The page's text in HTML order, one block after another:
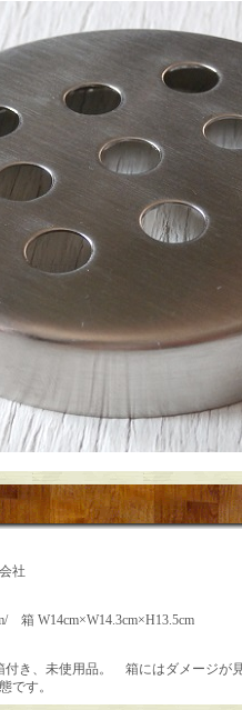
社
箱 W14cm×W14.3cm×H13.5cm
、未使用品。 箱にはダメージが見
です。